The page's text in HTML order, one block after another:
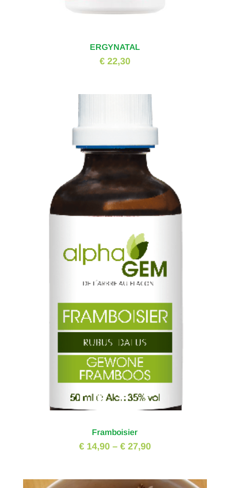
ERGYNATAL
€ 22,30
Framboisier
€ 14,90– € 27,90